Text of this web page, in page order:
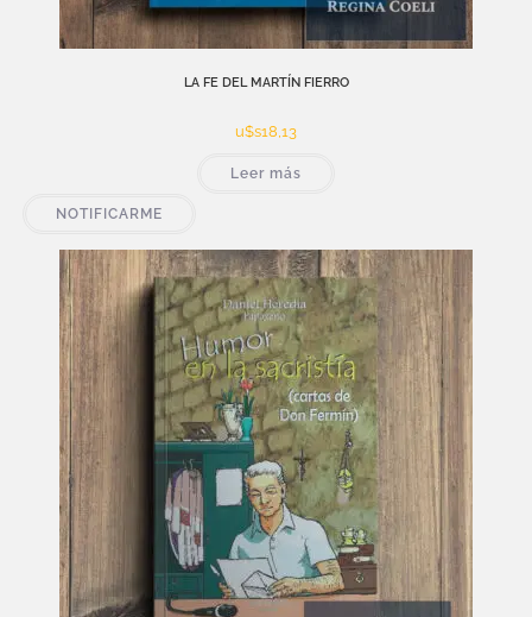
LA FE DEL MARTÍN FIERRO
u$s18,13
Leer más
NOTIFICARME